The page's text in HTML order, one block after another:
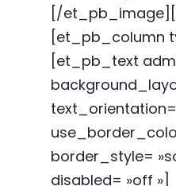
[/
[et_pb_column
[et_pb_text
border_style=
disabled= »off »]